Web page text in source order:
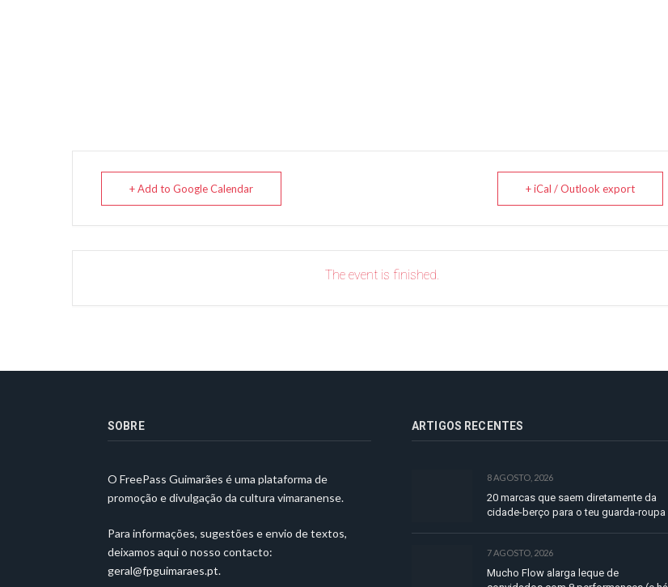
+ Add to Google Calendar + iCal / Outlook export
The event is finished.
SOBRE
O FreePass Guimarães é uma plataforma de
promoção e divulgação da cultura vimaranense.
Para informações, sugestões e envio de textos,
deixamos aqui o nosso contacto:
geral@fpguimaraes.pt.
ARTIGOS RECENTES
8 AGOSTO, 2026
20 marcas que saem diretamente da
cidade-berço para o teu guarda-roupa
7 AGOSTO, 2026
Mucho Flow alarga leque de